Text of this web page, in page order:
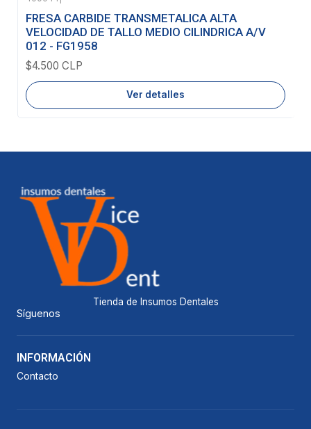
Agotado
FRESA CARBIDE TRANSMETALICA ALTA
VELOCIDAD DE TALLO MEDIO CILINDRICA A/V
012 - FG1958
$4.500 CLP
Ver detalles
Tienda de Insumos Dentales
Síguenos
INFORMACIÓN
Contacto